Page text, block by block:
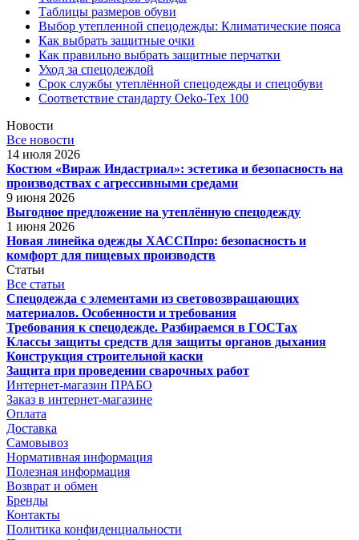
Таблицы размеров обуви
Выбор утепленной спецодежды: Климатические пояса
Как выбрать защитные очки
Как правильно выбрать защитные перчатки
Уход за спецодеждой
Срок службы утеплённой спецодежды и спецобуви
Соответствие стандарту Oeko-Tex 100
Новости
Все новости
14 июля 2026
Костюм «Вираж Индастриал»: эстетика и безопасность на
производствах с агрессивными средами
9 июня 2026
Выгодное предложение на утеплённую спецодежду
1 июня 2026
Новая линейка одежды ХАССПпро: безопасность и
комфорт для пищевых производств
Статьи
Все статьи
Спецодежда с элементами из световозвращающих
материалов. Особенности и требования
Требования к спецодежде. Разбираемся в ГОСТах
Классы защиты средств для защиты органов дыхания
Конструкция строительной каски
Защита при проведении сварочных работ
Интернет-магазин ПРАБО
Заказ в интернет-магазине
Оплата
Доставка
Самовывоз
Нормативная информация
Полезная информация
Возврат и обмен
Бренды
Контакты
Политика конфиденциальности